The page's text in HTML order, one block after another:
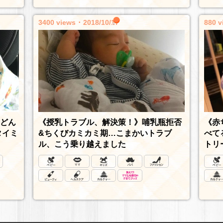
ん
ミ
3400 views ･ 2018/10/17
《授乳トラブル、解決策！》哺乳瓶拒否
&ちくびカミカミ期…こまかいトラブ
ル、こう乗り越えました
880
《
べて
トリ